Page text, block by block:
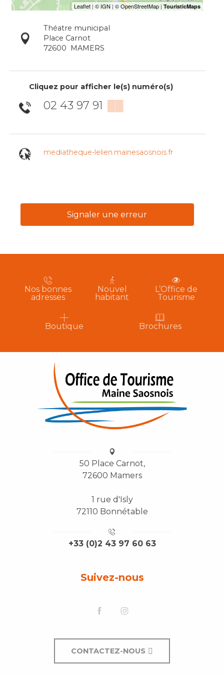
Théatre municipal
Place Carnot
72600
MAMERS
Cliquez pour afficher le(s) numéro(s)
02 43 97 91 ▒▒
mediatheque-lelien.mainesaosnois.fr
Signaler une erreur
Nos bonnes
adresses
Nouvel
habitant
L’Office de
Tourisme
Boutique Brochures
50 Place Carnot,
72600 Mamers
1 rue d'Isly
72110 Bonnétable
+33 (0)2 43 97 60 63
Suivez-nous
CONTACTEZ-NOUS